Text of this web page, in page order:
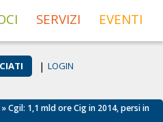
SERVIZI EVENTI
| LOGIN
» Cgil: 1,1 mld ore Cig in 2014, persi in